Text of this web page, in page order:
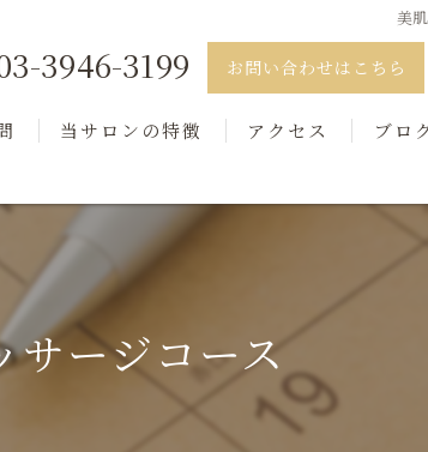
美
3946-3199 お問い合わせはこちら
当サロンの特徴
フェイシャル
毛穴洗浄
アクセス ブロ
サージコース